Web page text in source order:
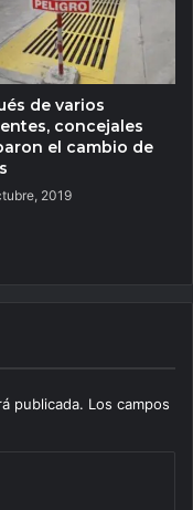
de varios
concejales
el cambio de
2019
publicada. Los campos